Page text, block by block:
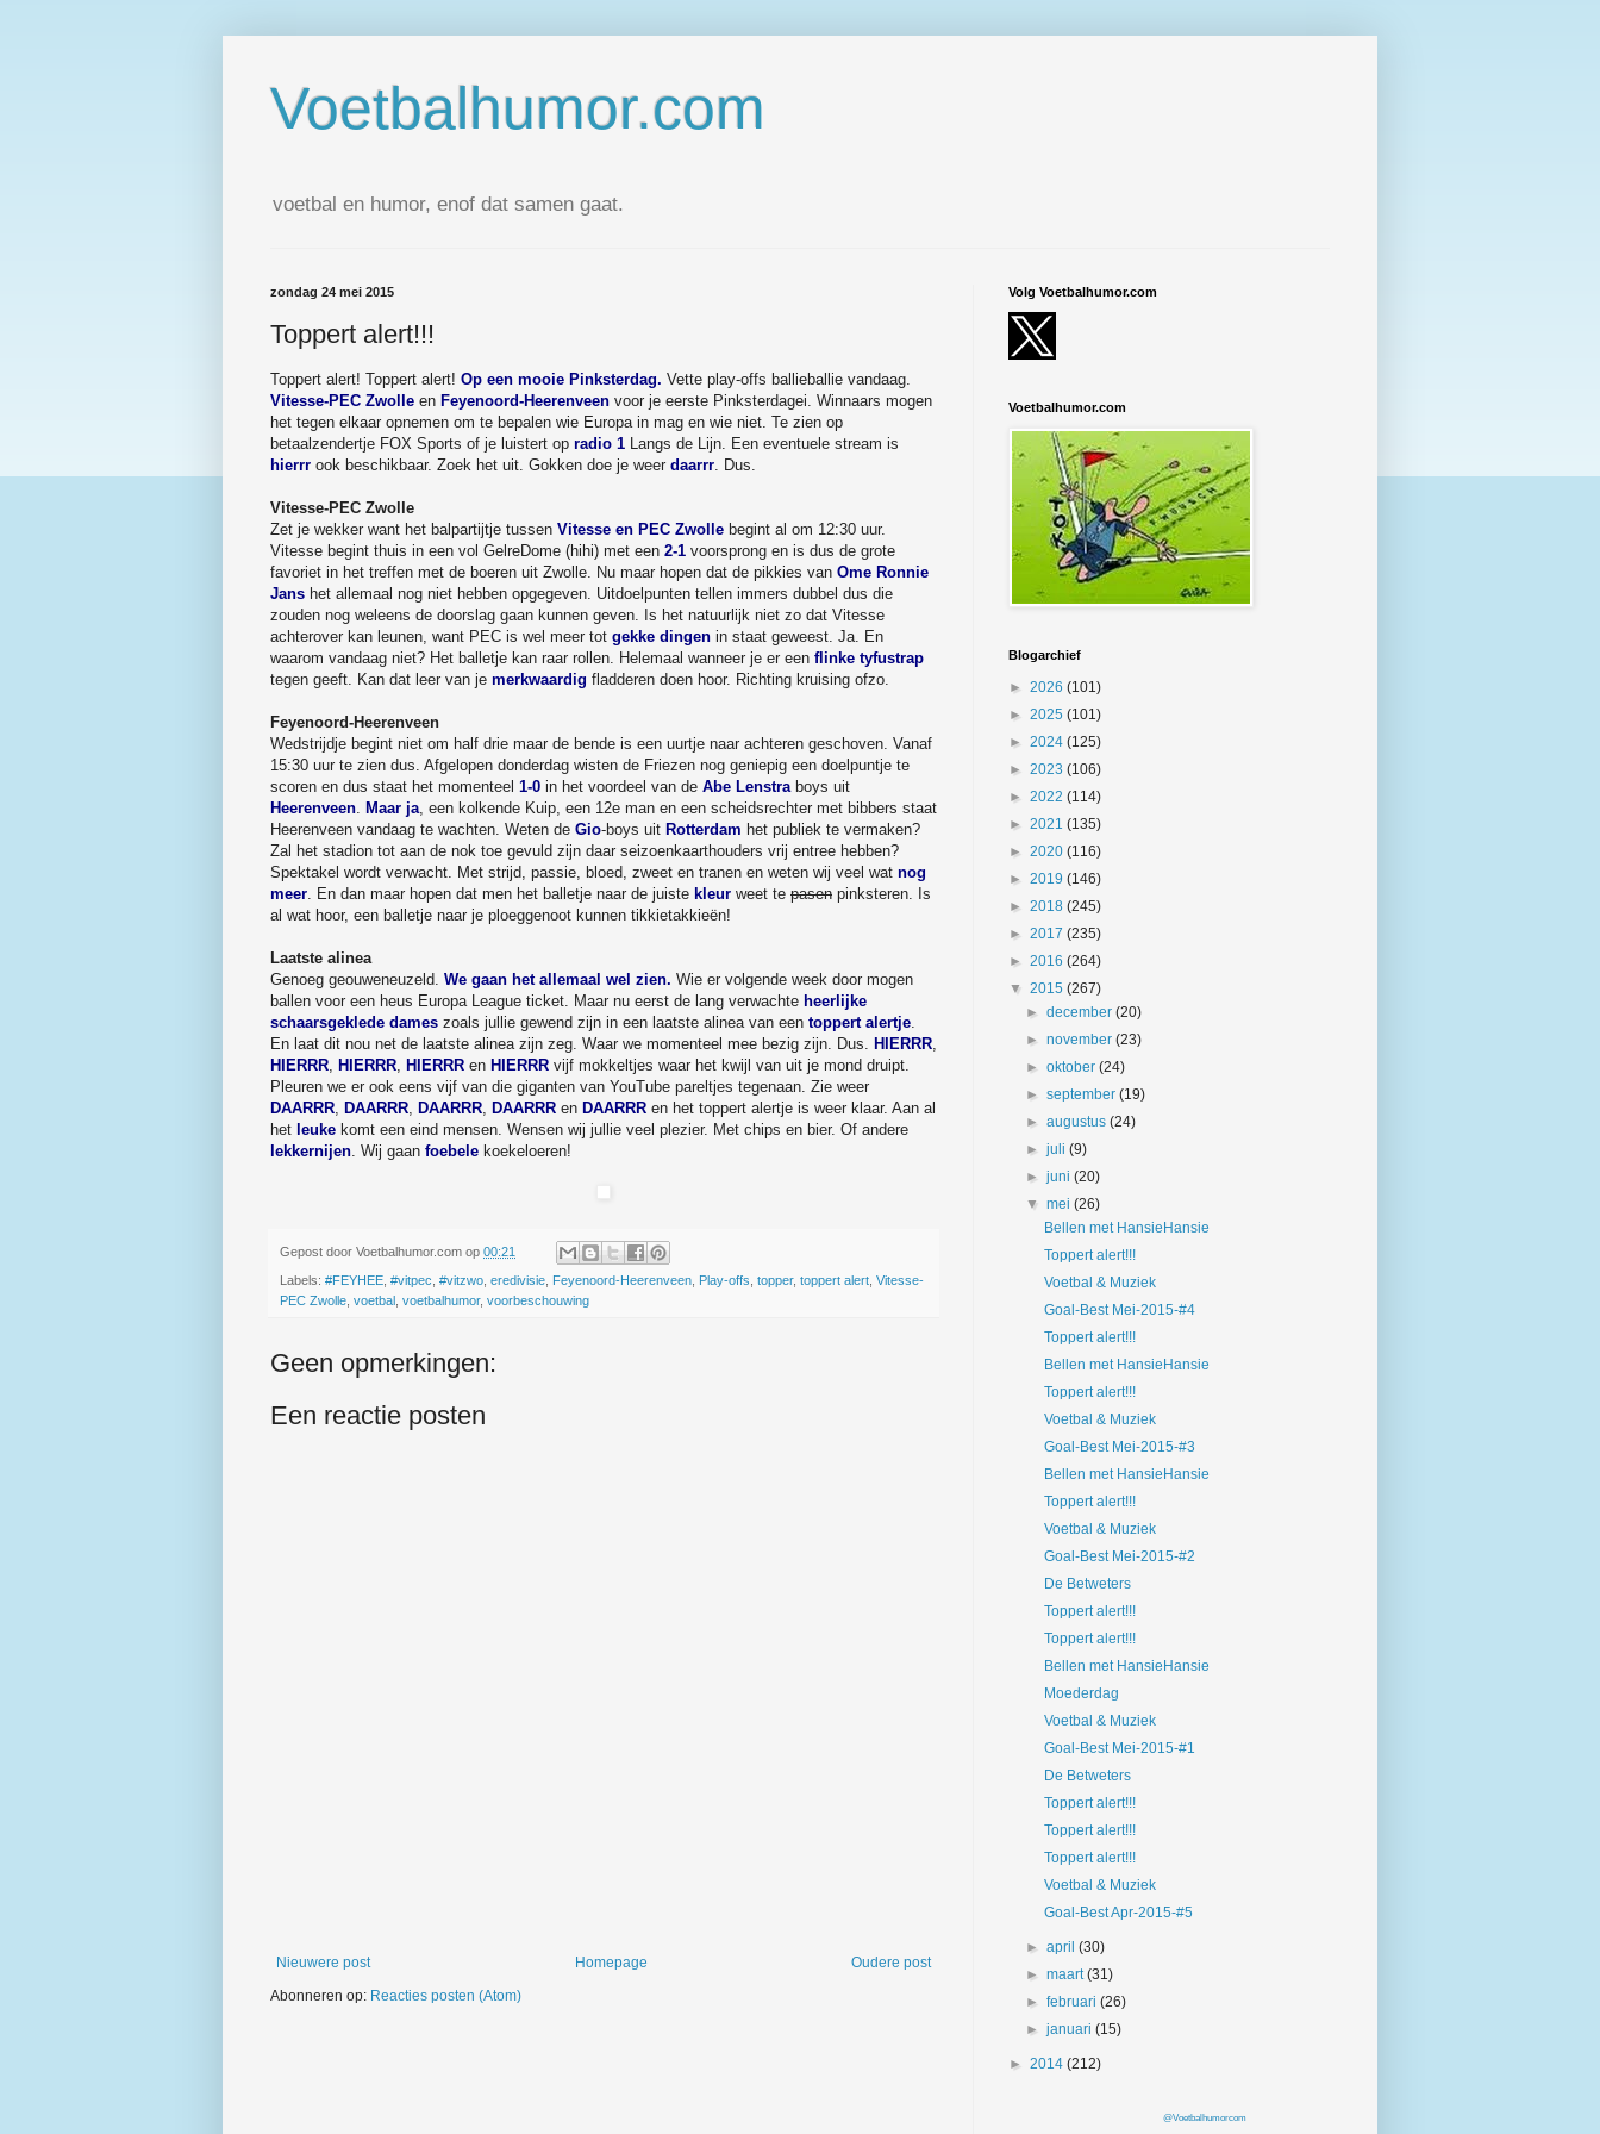
Voetbalhumor.com
voetbal en humor, enof dat samen gaat.
zondag 24 mei 2015
Toppert alert!!!
Toppert alert! Toppert alert! Op een mooie Pinksterdag. Vette play-offs ballieballie vandaag.
Vitesse-PEC Zwolle en Feyenoord-Heerenveen voor je eerste Pinksterdagei. Winnaars mogen
het tegen elkaar opnemen om te bepalen wie Europa in mag en wie niet. Te zien op
betaalzendertje FOX Sports of je luistert op radio 1 Langs de Lijn. Een eventuele stream is
hierrr ook beschikbaar. Zoek het uit. Gokken doe je weer daarrr. Dus.
Vitesse-PEC Zwolle
Zet je wekker want het balpartijtje tussen Vitesse en PEC Zwolle begint al om 12:30 uur.
Vitesse begint thuis in een vol GelreDome (hihi) met een 2-1 voorsprong en is dus de grote
favoriet in het treffen met de boeren uit Zwolle. Nu maar hopen dat de pikkies van Ome Ronnie
Jans het allemaal nog niet hebben opgegeven. Uitdoelpunten tellen immers dubbel dus die
zouden nog weleens de doorslag gaan kunnen geven. Is het natuurlijk niet zo dat Vitesse
achterover kan leunen, want PEC is wel meer tot gekke dingen in staat geweest. Ja. En
waarom vandaag niet? Het balletje kan raar rollen. Helemaal wanneer je er een flinke tyfustrap
tegen geeft. Kan dat leer van je merkwaardig fladderen doen hoor. Richting kruising ofzo.
Feyenoord-Heerenveen
Wedstrijdje begint niet om half drie maar de bende is een uurtje naar achteren geschoven. Vanaf
15:30 uur te zien dus. Afgelopen donderdag wisten de Friezen nog geniepig een doelpuntje te
scoren en dus staat het momenteel 1-0 in het voordeel van de Abe Lenstraboys uit
Heerenveen. Maar ja, een kolkende Kuip, een 12e man en een scheidsrechter met bibbers staat
Heerenveen vandaag te wachten. Weten de Gio-boys uit Rotterdam het publiek te vermaken?
Zal het stadion tot aan de nok toe gevuld zijn daar seizoenkaarthouders vrij entree hebben?
Spektakel wordt verwacht. Met strijd, passie, bloed, zweet en tranen en weten wij veel wat nog
meer. En dan maar hopen dat men het balletje naar de juiste kleur weet te pasen pinksteren. Is
al wat hoor, een balletje naar je ploeggenoot kunnen tikkietakkieën!
Laatste alinea
Genoeg geouweneuzeld. We gaan het allemaal wel zien. Wie er volgende week door mogen
ballen voor een heus Europa League ticket. Maar nu eerst de lang verwachte heerlijke
schaarsgeklede dames zoals jullie gewend zijn in een laatste alinea van een toppert alertje.
En laat dit nou net de laatste alinea zijn zeg. Waar we momenteel mee bezig zijn. Dus. HIERRR,
HIERRR, HIERRR, HIERRR en HIERRR vijf mokkeltjes waar het kwijl van uit je mond druipt.
Pleuren we er ook eens vijf van die giganten van YouTube pareltjes tegenaan. Zie weer
DAARRR, DAARRR, DAARRR, DAARRR en DAARRR en het toppert alertje is weer klaar. Aan al
het leuke komt een eind mensen. Wensen wij jullie veel plezier. Met chips en bier. Of andere
lekkernijen. Wij gaan foebele koekeloeren!
Gepost door Voetbalhumor.com op 00:21
Labels: #FEYHEE, #vitpec, #vitzwo, eredivisie, Feyenoord-Heerenveen, Play-offs, topper, toppert alert, Vitesse-
PEC Zwolle, voetbal , voetbalhumor, voorbeschouwing
Geen opmerkingen:
Een reactie posten
Nieuwere post Oudere post
Homepage
Abonneren op: Reacties posten (Atom)
Volg Voetbalhumor.com
Voetbalhumor.com
Blogarchief
► 2026 (101)
► 2025 (101)
► 2024 (125)
► 2023 (106)
► 2022 (114)
► 2021 (135)
► 2020 (116)
► 2019 (146)
► 2018 (245)
► 2017 (235)
► 2016 (264)
▼ 2015 (267)
►december(20)
►november(23)
►oktober(24)
►september(19)
►augustus(24)
►juli(9)
►juni(20)
▼mei(26)
Bellen met HansieHansie
Toppert alert!!!
Voetbal & Muziek
Goal-Best Mei-2015-#4
Toppert alert!!!
Bellen met HansieHansie
Toppert alert!!!
Voetbal & Muziek
Goal-Best Mei-2015-#3
Bellen met HansieHansie
Toppert alert!!!
Voetbal & Muziek
Goal-Best Mei-2015-#2
De Betweters
Toppert alert!!!
Toppert alert!!!
Bellen met HansieHansie
Moederdag
Voetbal & Muziek
Goal-Best Mei-2015-#1
De Betweters
Toppert alert!!!
Toppert alert!!!
Toppert alert!!!
Voetbal & Muziek
Goal-Best Apr-2015-#5
►april(30)
►maart(31)
►februari(26)
►januari(15)
► 2014 (212)
@Voetbalhumorcom